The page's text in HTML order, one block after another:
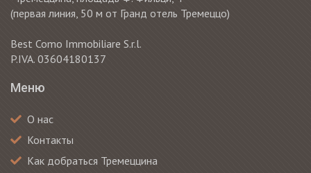
(первая линия, 50 м от Гранд отель Тремеццо)
Best Como Immobiliare S.r.l.
P.IVA. 03604180137
Меню
О нас
Контакты
Как добраться Тремеццина